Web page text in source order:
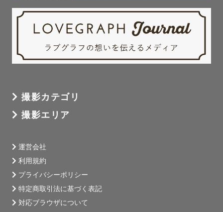
撮影カテゴリ
撮影エリア
運営会社
利用規約
プライバシーポリシー
特定商取引法に基づく表記
対応ブラウザについて